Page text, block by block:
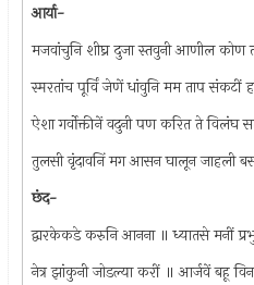
आर्या-
मजवांचुनि शीघ्र दुजा स्तवुनी आणील कोण
स्मरतांच पूर्विं जेणें धांवुनि मम ताप संकटीं
ऐशा गर्वोक्तीनें वदुनी पण करित ते विलंघ
तुलसी वृंदावनिं मग आसन घालून जाहली
छंद-
द्वारकेकडे करुनि आनना ॥ ध्यातसे मनीं
नेत्र झांकुनी जोडल्या करीं ॥ आर्जवें बहू